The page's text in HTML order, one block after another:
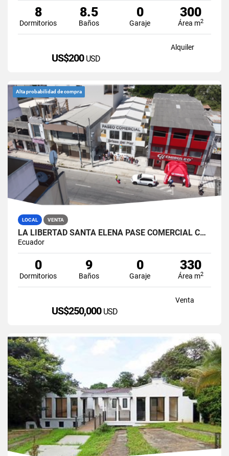
8
Dormitorios
8.5
Baños
0
Garaje
300
Área m2
Alquiler
US$200 USD
Alta probabilidad de compra
LOCAL VENTA
LA LIBERTAD SANTA ELENA PASE COMERCIAL CON 8 LOCALES EN VENTA
Ecuador
0
Dormitorios
9
Baños
0
Garaje
330
Área m2
Venta
US$250,000 USD